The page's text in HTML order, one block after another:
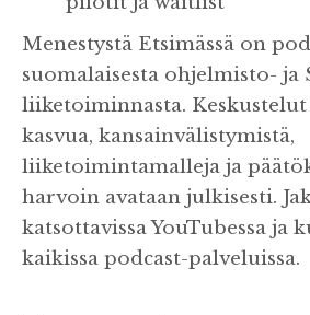
Menestystä Etsimässä on
suomalaisesta ohjelmisto- ja
liiketoiminnasta.
kasvua, kansainvälistymistä,
liiketoimintamalleja ja
harvoin avataan julkisesti.
katsottavissa YouTubessa ja
kaikissa podcast-palveluissa.